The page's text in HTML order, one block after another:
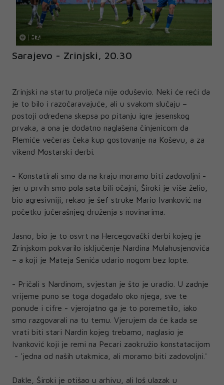
Sarajevo - Zrinjski, 20.30
Zrinjski na startu proljeća nije oduševio. Neki će reći da
je to bilo i razočaravajuće, ali u svakom slučaju –
postoji određena skepsa po pitanju igre jesenskog
prvaka, a ona je dodatno naglašena činjenicom da
Plemiće večeras čeka kup gostovanje na Koševu, a za
vikend Mostarski derbi.
- Konstatirali smo da na kraju moramo biti zadovoljni -
jer u prvih smo pola sata bili očajni, Široki je više želio,
bio agresivniji, rekao je šef struke Mario Ivanković na
početku jučerašnjeg druženja s novinarima.
Jasno, bio je to osvrt na Hercegovački derbi kojeg je
Zrinjskom pokvarilo isključenje Nardina Mulahusjenovića
– a koji je Mateja Senića udario nogom bez lopte.
- Pričali s Nardinom, svjestan je što je uradio. U zadnje
vrijeme puno se toga događalo oko njega, sve te
ponude i cifre - vjerojatno ga je to poremetilo, iako
smo razgovarali na tu temu. Vjerujem da će kada se
vrati biti stari Nardin kojeg trebamo, naglasio je
Ivanković koji je remi na Pecari zaokružio konstatacijom
- 'jedna od naših utakmica, ali moramo biti zadovoljni.'
Dakle, Široki je otišao u arhivu, ali loš ulazak u